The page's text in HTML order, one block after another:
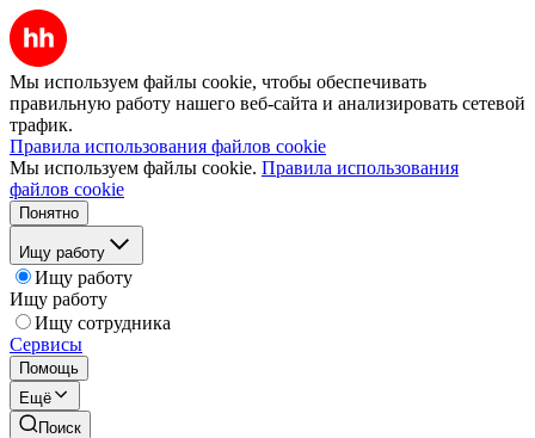
Мы используем файлы cookie, чтобы обеспечивать
правильную работу нашего веб-сайта и анализировать сетевой
трафик.
Правила использования файлов cookie
Мы используем файлы cookie. Правила использования
файлов cookie
Понятно
Ищу работу
Ищу работу
Ищу работу
Ищу сотрудника
Сервисы
Помощь
Ещё
Поиск